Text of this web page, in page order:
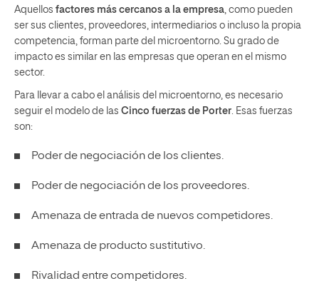
Aquellos factores más cercanos a la empresa , como pueden
ser sus clientes, proveedores, intermediarios o incluso la propia
competencia, forman parte del microentorno. Su grado de
impacto es similar en las empresas que operan en el mismo
sector.
Para llevar a cabo el análisis del microentorno, es necesario
seguir el modelo de las Cinco fuerzas de Porter . Esas fuerzas
son:
Poder de negociación de los clientes.
Poder de negociación de los proveedores.
Amenaza de entrada de nuevos competidores.
Amenaza de producto sustitutivo.
Rivalidad entre competidores.